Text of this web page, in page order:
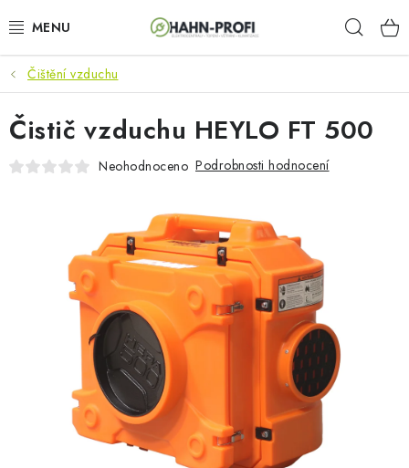
na
KLIMATIZACE
ELEKTROCENTRÁLY
ZAHRADNÍ TECHNIKA
STAVEBNÍ TECHNIKA
AKU NÁŘADÍ
ODVLHČOVAČE
AKUMULAČNÍ KAMNA
Čištění vzduchu
Čistič vzduchu HEYLO FT 500
Neohodnoceno Podrobnosti hodnocení